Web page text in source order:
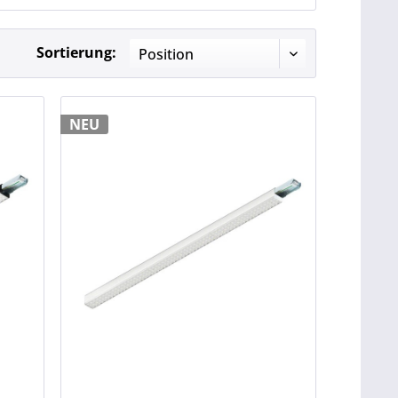
Sortierung:
NEU